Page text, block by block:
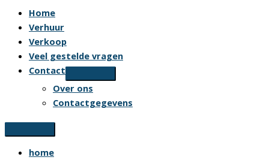
Home
Verhuur
Verkoop
Veel gestelde vragen
Contact
Over ons
Contactgegevens
home